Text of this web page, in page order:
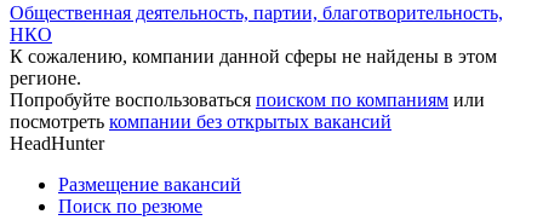
Общественная деятельность, партии, благотворительность,
НКО
К сожалению, компании данной сферы не найдены в этом
регионе.
Попробуйте воспользоваться поиском по компаниям или
посмотреть компании без открытых вакансий
HeadHunter
Размещение вакансий
Поиск по резюме